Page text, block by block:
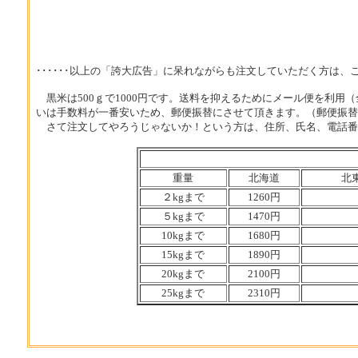
･･････以上の「誇大広告」に呆れながらも注文していただく方は、
黒米は500ｇで1000円です。送料を抑えるためにメール便を利用
いは手数料が一番安いため、郵便振替にさせて頂きます。（郵便振
さて注文してやろうじゃないか！という方は、住所、氏名、電話
重量 北海道
北
２kgまで
1260円
５kgまで
1470円
10kgまで
1680円
15kgまで
1890円
20kgまで
2100円
25kgまで
2310円